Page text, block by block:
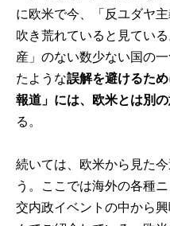
に欧米で今、「反ユダヤ
吹き荒れていると見てい
産」のない数少ない国の
たような誤解を避けるた
報道」には、欧米とは別
る。
続いては、欧米から見た
う。ここでは海外の各種
交内政イベントの中から